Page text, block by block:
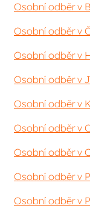
Osobní odběr v
Osobní odběr v
Osobní odběr v
Osobní odběr v
Osobní odběr v
Osobní odběr v
Osobní odběr v
Osobní odběr v
Osobní odběr v